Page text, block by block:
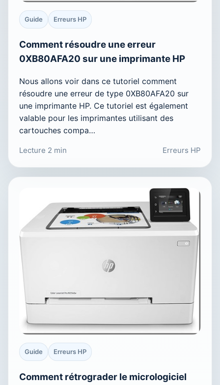
Guide Erreurs HP
Comment résoudre une erreur
0XB80AFA20 sur une imprimante HP
Nous allons voir dans ce tutoriel comment
résoudre une erreur de type 0XB80AFA20 sur
une imprimante HP. Ce tutoriel est également
valable pour les imprimantes utilisant des
cartouches compa…
Lecture 2 min Erreurs HP
Guide Erreurs HP
Comment rétrograder le micrologiciel